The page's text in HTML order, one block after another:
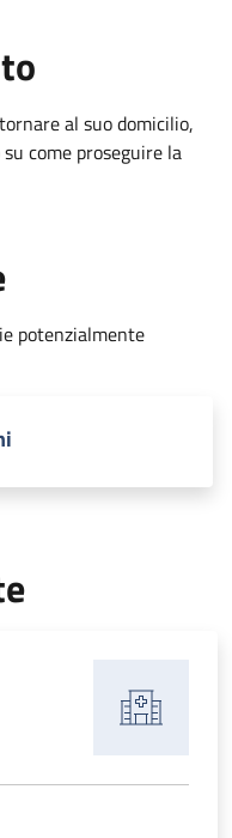
al suo domicilio,
come proseguire la
potenzialmente